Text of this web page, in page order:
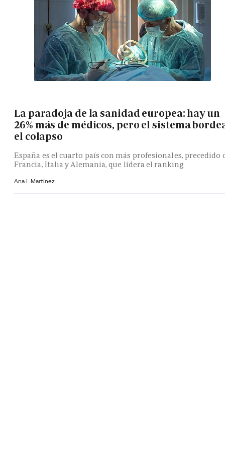
La paradoja de la sanidad europea: hay un
26% más de médicos, pero el sistema
el colapso
España es el cuarto país con más profesionales, precedido
Francia, Italia y Alemania, que lidera el ranking
Ana I. Martínez